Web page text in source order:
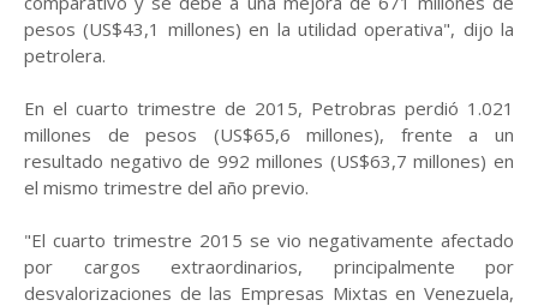
pesos (US$43,1 millones) en la utilidad operativa", dijo la
petrolera.
En el cuarto trimestre de 2015, Petrobras perdió 1.021
millones de pesos (US$65,6 millones), frente a un
resultado negativo de 992 millones (US$63,7 millones) en
el mismo trimestre del año previo.
"El cuarto trimestre 2015 se vio negativamente afectado
por cargos extraordinarios, principalmente por
desvalorizaciones de las Empresas Mixtas en Venezuela,